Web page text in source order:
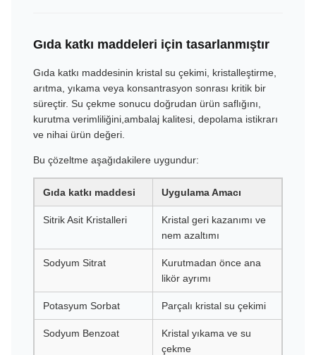
Gıda katkı maddeleri için tasarlanmıştır
Gıda katkı maddesinin kristal su çekimi, kristalleştirme,
arıtma, yıkama veya konsantrasyon sonrası kritik bir
süreçtir. Su çekme sonucu doğrudan ürün saflığını,
kurutma verimliliğini,ambalaj kalitesi, depolama istikrarı
ve nihai ürün değeri.
Bu çözeltme aşağıdakilere uygundur:
Gıda katkı maddesi Uygulama Amacı
Sitrik Asit Kristalleri
Kristal geri kazanımı ve
nem azaltımı
Sodyum Sitrat
Kurutmadan önce ana
likör ayrımı
Potasyum Sorbat Parçalı kristal su çekimi
Sodyum Benzoat
Kristal yıkama ve su
çekme